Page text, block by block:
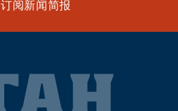
订阅新闻简报